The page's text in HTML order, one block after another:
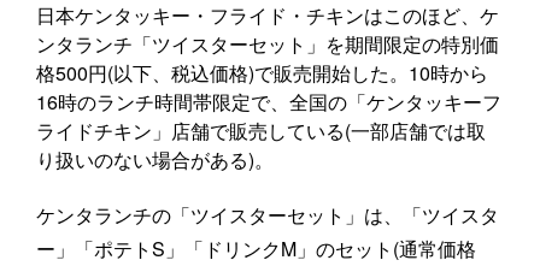
日本ケンタッキー・フライド・チキンはこのほど、ケ
ンタランチ「ツイスターセット」を期間限定の特別価
格500円(以下、税込価格)で販売開始した。10時から
16時のランチ時間帯限定で、全国の「ケンタッキーフ
ライドチキン」店舗で販売している(一部店舗では取
り扱いのない場合がある)。
ケンタランチの「ツイスターセット」は、「ツイスタ
ー」「ポテトS」「ドリンクM」のセット(通常価格